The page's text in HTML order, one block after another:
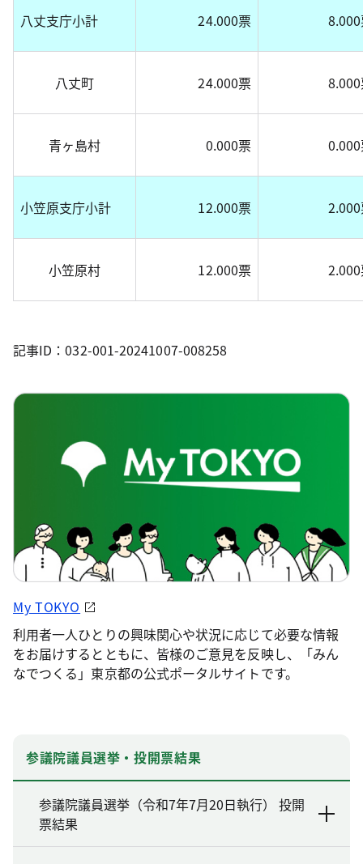
八丈支庁小計 24.000票
八丈町 24.000票
青ヶ島村 0.000票
小笠原支庁小計 12.000票
小笠原村 12.000票
記事ID：032-001-20241007-008258
My TOKYO
利用者一人ひとりの興味関心や状況に応じて必要な情報
をお届けするとともに、皆様のご意見を反映し、「みん
なでつくる」東京都の公式ポータルサイトです。
参議院議員選挙・投開票結果
参議院議員選挙（令和7年7月20日執行） 投開
票結果